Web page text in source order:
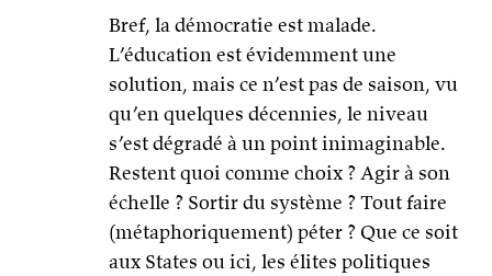
Bref, la démocratie est malade.
L’éducation est évidemment une
solution, mais ce n’est pas de saison, vu
qu’en quelques décennies, le niveau
s’est dégradé à un point inimaginable.
Restent quoi comme choix ? Agir à son
échelle ? Sortir du système ? Tout faire
(métaphoriquement) péter ? Que ce soit
aux States ou ici, les élites politiques